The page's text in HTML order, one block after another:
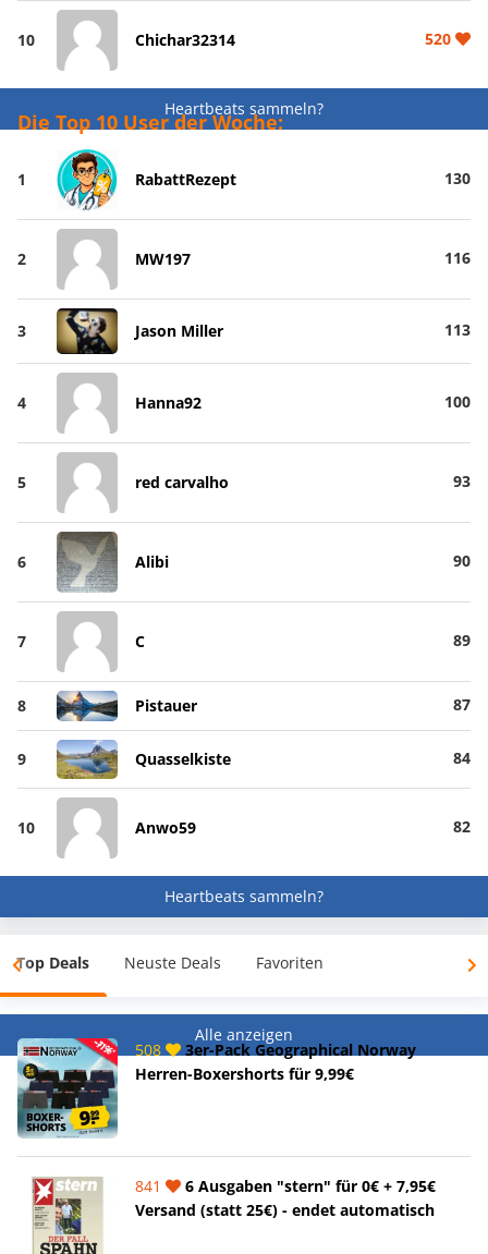
10 Chichar32314 520
Heartbeats sammeln?
Die Top 10 User der Woche:
1 RabattRezept 130
2 MW197 116
3 Jason Miller 113
4 Hanna92 100
5 red carvalho 93
6 Alibi 90
7 C 89
8 Pistauer 87
9 Quasselkiste 84
10 Anwo59 82
Heartbeats sammeln?
Top Deals Neuste Deals Favoriten
Alle anzeigen
508
3er-Pack Geographical Norway
Herren-Boxershorts für 9,99€
841
6 Ausgaben "stern" für 0€ + 7,95€
Versand (statt 25€) - endet automatisch